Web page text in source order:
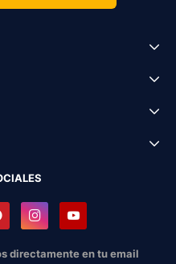
directamente en tu email